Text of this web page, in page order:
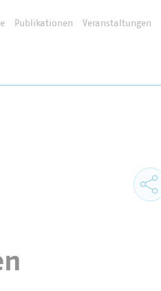
Publikationen Veranstaltungen